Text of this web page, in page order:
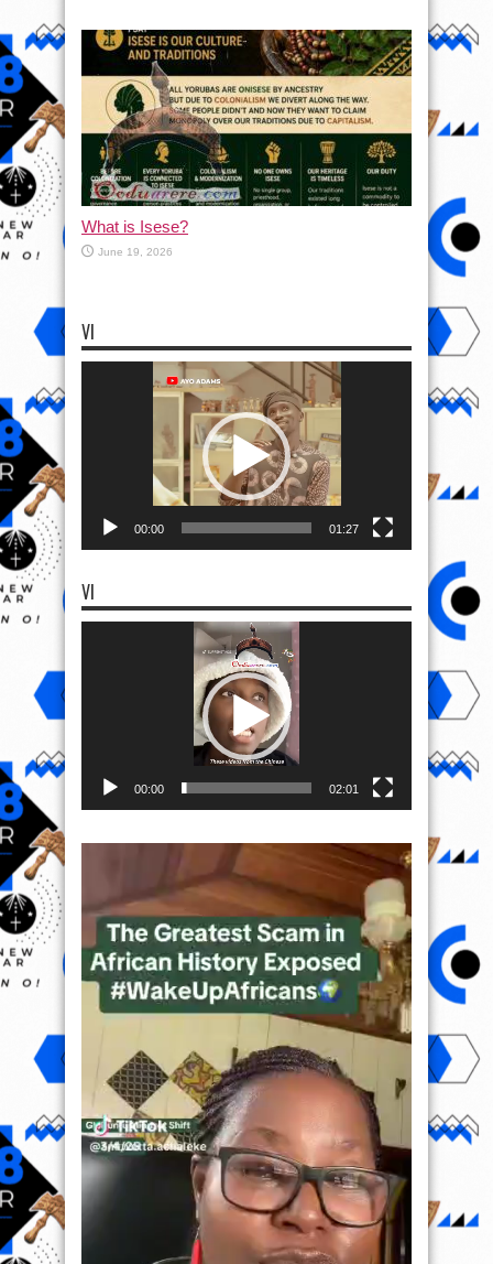
What is Isese?
June 19, 2026
VI
00:00 01:27
VI
00:00 02:01